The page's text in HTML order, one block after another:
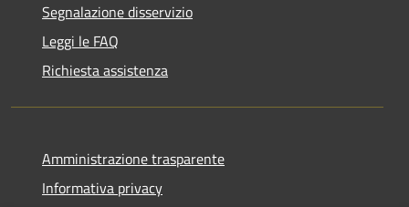
Segnalazione disservizio
Leggi le FAQ
Richiesta assistenza
Amministrazione trasparente
Informativa privacy